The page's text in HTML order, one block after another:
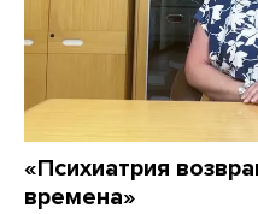
«Психиатрия
времена»